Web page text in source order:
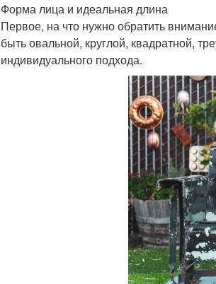
Форма лица и идеальная длина
Первое, на что нужно обратить
быть овальной, круглой, квадратной,
индивидуального подхода.